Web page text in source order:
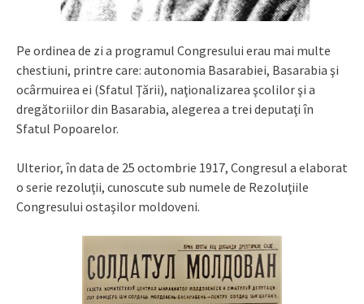
Pe ordinea de zi a programul Congresului erau mai multe
chestiuni, printre care: autonomia Basarabiei, Basarabia şi
ocârmuirea ei (Sfatul Ţării), naţionalizarea şcolilor şi a
dregătoriilor din Basarabia, alegerea a trei deputaţi în
Sfatul Popoarelor.
Ulterior, în data de 25 octombrie 1917, Congresul a elaborat
o serie rezoluţii, cunoscute sub numele de Rezoluţiile
Congresului ostaşilor moldoveni.